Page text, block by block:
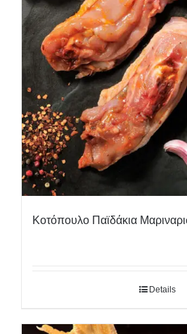
Κοτόπουλο Παϊδάκια
Details